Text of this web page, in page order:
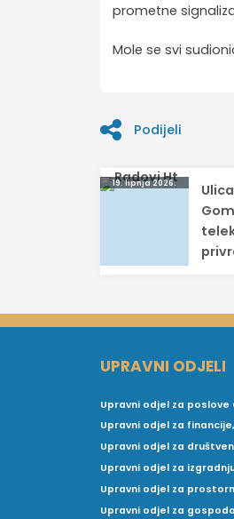
prometne
Mole se svi
Podijeli
Navigacija
19. lipnja 2026.
UPRAVNI ODJELI
Upravni odjel za
Upravni odjel za
Upravni odjel za
Upravni odjel za
Upravni odjel za
Upravni odjel za